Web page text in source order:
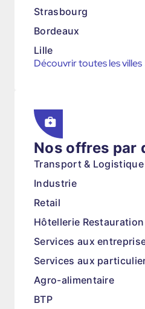
Strasbourg
Bordeaux
Lille
Découvrir toutes les villes
Nos offres par
Transport & Logistique
Industrie
Retail
Hôtellerie Restauration
Services aux
Services aux
Agro-alimentaire
BTP